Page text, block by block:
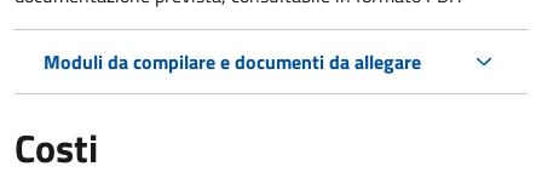
Moduli da compilare e documenti da allegare
Costi